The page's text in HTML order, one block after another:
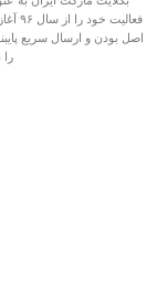
اصل بودن و ارسال سریع